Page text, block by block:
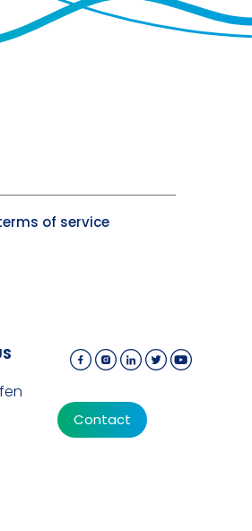
of service
Contact